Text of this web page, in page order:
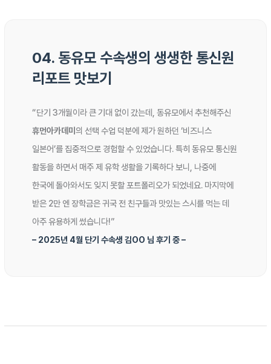
04. 동유모 수속생의 생생한 통신원
리포트 맛보기
“단기 3개월이라 큰 기대 없이 갔는데, 동유모에서 추천해주신
휴먼아카데미의 선택 수업 덕분에 제가 원하던 ‘비즈니스
일본어’를 집중적으로 경험할 수 있었습니다. 특히 동유모 통신원
활동을 하면서 매주 제 유학 생활을 기록하다 보니, 나중에
한국에 돌아와서도 잊지 못할 포트폴리오가 되었네요. 마지막에
받은 2만 엔 장학금은 귀국 전 친구들과 맛있는 스시를 먹는 데
아주 유용하게 썼습니다!”
– 2025년 4월 단기 수속생 김OO 님 후기 중 –